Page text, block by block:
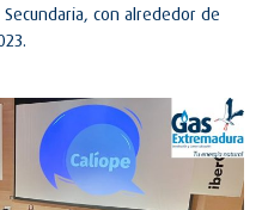
con alrededor de